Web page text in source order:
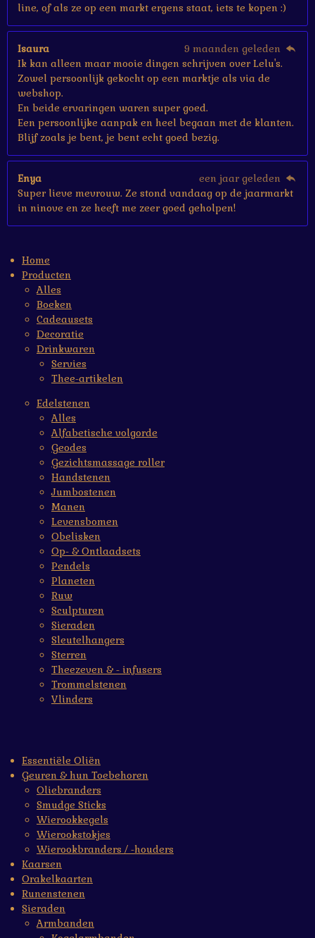
line, of als ze op een markt ergens staat, iets te kopen :)
Isaura
9 maanden geleden
Ik kan alleen maar mooie dingen schrijven over Lelu's.
Zowel persoonlijk gekocht op een marktje als via de
webshop.
En beide ervaringen waren super goed.
Een persoonlijke aanpak en heel begaan met de klanten.
Blijf zoals je bent, je bent echt goed bezig.
Enya
een jaar geleden
Super lieve mevrouw. Ze stond vandaag op de jaarmarkt
in ninove en ze heeft me zeer goed geholpen!
Home
Producten
Alles
Boeken
Cadeausets
Decoratie
Drinkwaren
Servies
Thee-artikelen
Edelstenen
Alles
Alfabetische volgorde
Geodes
Gezichtsmassage roller
Handstenen
Jumbostenen
Manen
Levensbomen
Obelisken
Op- & Ontlaadsets
Pendels
Planeten
Ruw
Sculpturen
Sieraden
Sleutelhangers
Sterren
Theezeven & - infusers
Trommelstenen
Vlinders
Essentiële Oliën
Geuren & hun Toebehoren
Oliebranders
Smudge Sticks
Wierookkegels
Wierookstokjes
Wierookbranders / -houders
Kaarsen
Orakelkaarten
Runenstenen
Sieraden
Armbanden